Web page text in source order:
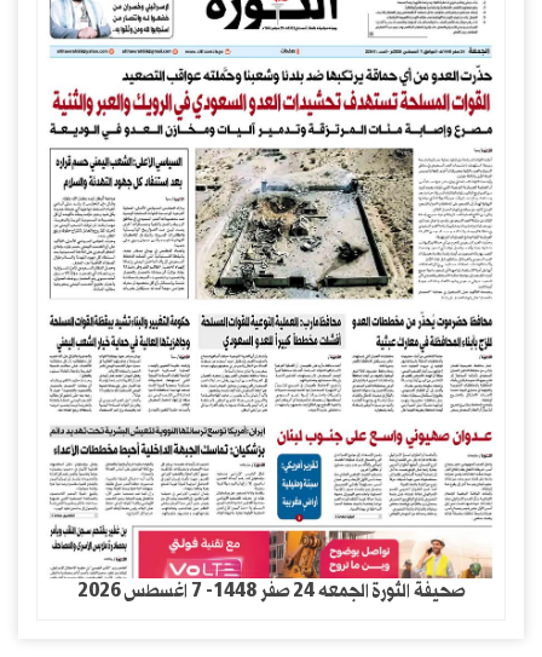
صحيفة الثورة الجمعه 24 صفر 1448- 7 اغسطس 2026